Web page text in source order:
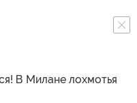
В Милане лохмотья